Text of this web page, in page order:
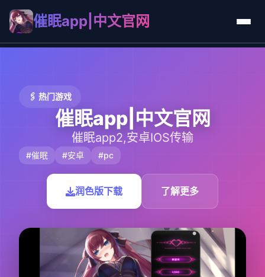
催眠app|中文官网
🖇️ 热门游戏
催眠app|中文官网
催眠app2,安卓IOS传输
#催眠 #安卓 #pc
润色版下载 了解更多